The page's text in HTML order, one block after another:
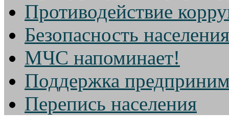
Противодействие
Безопасность населения
МЧС напоминает!
Поддержка
Перепись населения